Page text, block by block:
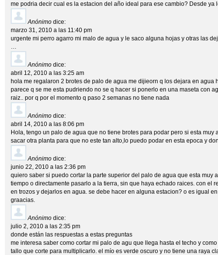
me podria decir cual es la estacion del año ideal para ese cambio? Desde ya
Anónimo dice:
marzo 31, 2010 a las 11:40 pm
urgente mi perro agarro mi malo de agua y le saco alguna hojas y otras las
…
Anónimo dice:
abril 12, 2010 a las 3:25 am
hola me regalaron 2 brotes de palo de agua me dijieorn q los dejara en agua
parece q se me esta pudriendo no se q hacer si ponerlo en una maseta con
raiz.. por q por el momento q paso 2 semanas no tiene nada
Anónimo dice:
abril 14, 2010 a las 8:06 pm
Hola, tengo un palo de agua que no tiene brotes para podar pero si esta muy
sacar otra planta para que no este tan alto,lo puedo podar en esta epoca y
Anónimo dice:
junio 22, 2010 a las 2:36 pm
quiero saber si puedo cortar la parte superior del palo de agua que esta muy
tiempo o directamente pasarlo a la tierra, sin que haya echado raices. con el
en trozos y dejarlos en agua. se debe hacer en alguna estacion? o es igual
graacias.
Anónimo dice:
julio 2, 2010 a las 2:35 pm
donde están las respuestas a estas preguntas
me interesa saber como cortar mi palo de agu que llega hasta el techo y
tallo que corte para multiplicarlo. el mío es verde oscuro y no tiene una raya